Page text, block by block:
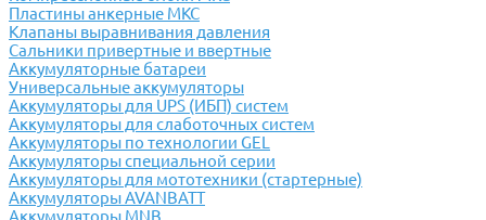
Пластины анкерные МКС
Клапаны выравнивания давления
Сальники привертные и ввертные
Аккумуляторные батареи
Универсальные аккумуляторы
Аккумуляторы для UPS (ИБП) систем
Аккумуляторы для слаботочных систем
Аккумуляторы по технологии GEL
Аккумуляторы специальной серии
Аккумуляторы для мототехники (стартерные)
Аккумуляторы AVANBATT
Аккумуляторы MNB